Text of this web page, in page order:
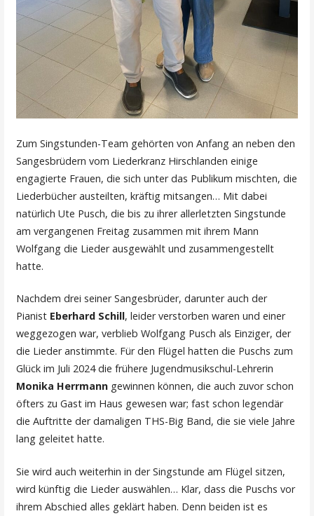
Zum Singstunden-Team gehörten von Anfang an neben den
Sangesbrüdern vom Liederkranz Hirschlanden einige
engagierte Frauen, die sich unter das Publikum mischten, die
Liederbücher austeilten, kräftig mitsangen… Mit dabei
natürlich Ute Pusch, die bis zu ihrer allerletzten Singstunde
am vergangenen Freitag zusammen mit ihrem Mann
Wolfgang die Lieder ausgewählt und zusammengestellt
hatte.
Nachdem drei seiner Sangesbrüder, darunter auch der
Pianist Eberhard Schill, leider verstorben waren und einer
weggezogen war, verblieb Wolfgang Pusch als Einziger, der
die Lieder anstimmte. Für den Flügel hatten die Puschs zum
Glück im Juli 2024 die frühere Jugendmusikschul-Lehrerin
Monika Herrmann gewinnen können, die auch zuvor schon
öfters zu Gast im Haus gewesen war; fast schon legendär
die Auftritte der damaligen THS-Big Band, die sie viele Jahre
lang geleitet hatte.
Sie wird auch weiterhin in der Singstunde am Flügel sitzen,
wird künftig die Lieder auswählen… Klar, dass die Puschs vor
ihrem Abschied alles geklärt haben. Denn beiden ist es